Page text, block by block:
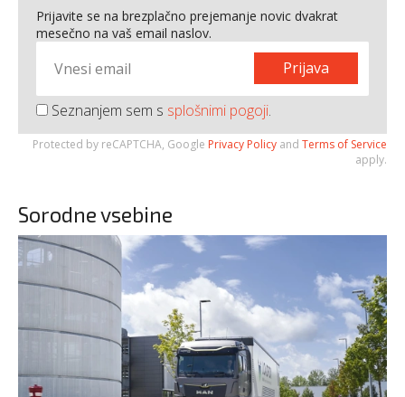
Prijavite se na brezplačno prejemanje novic dvakrat
mesečno na vaš email naslov.
Prijava
Seznanjem sem s splošnimi pogoji.
Protected by reCAPTCHA, Google Privacy Policy and Terms of Service
apply.
Sorodne vsebine